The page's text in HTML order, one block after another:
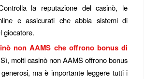
la reputazione del casinò, le
e assicurati che abbia sistemi di
giocatore.
non AAMS che offrono bonus di
molti casinò non AAMS offrono bonus
ma è importante leggere tutti i